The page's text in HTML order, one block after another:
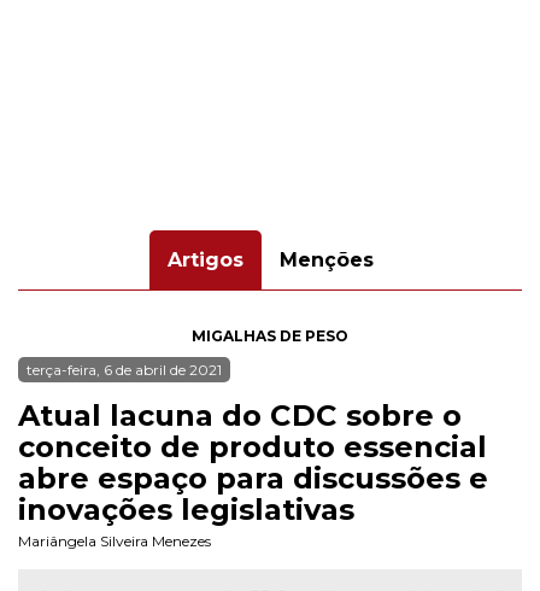
Artigos Menções
MIGALHAS DE PESO
terça-feira, 6 de abril de 2021
Atual lacuna do CDC sobre o
conceito de produto essencial
abre espaço para discussões e
inovações legislativas
Mariângela Silveira Menezes